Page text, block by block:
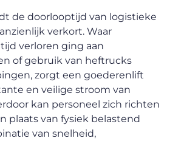
de doorlooptijd van logistieke
verkort. Waar
verloren ging aan
of gebruik van heftrucks
zorgt een goederenlift
en veilige stroom van
kan personeel zich richten
plaats van fysiek belastend
van snelheid,